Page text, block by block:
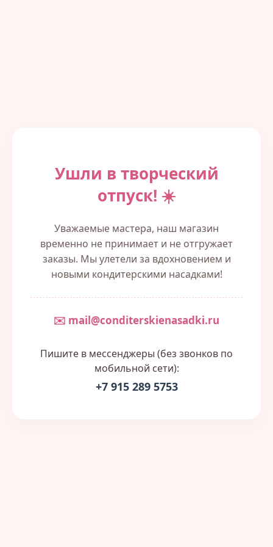
Ушли в творческий
отпуск! ☀️
Уважаемые мастера, наш магазин
временно не принимает и не отгружает
заказы. Мы улетели за вдохновением и
новыми кондитерскими насадками!
✉️ mail@conditerskienasadki.ru
Пишите в мессенджеры (без звонков по
мобильной сети):
+7 915 289 5753